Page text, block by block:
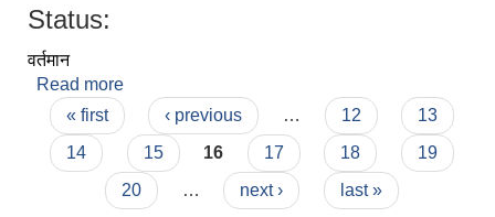
Status:
वर्तमान
Read more
Pages
« first ‹ previous … 12
13
14
15 16 17 18
19
20
… next › last »